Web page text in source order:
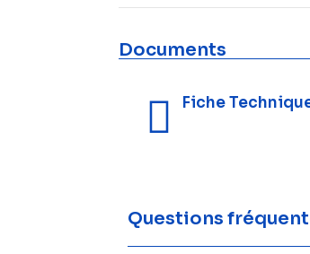
Documents
Fiche
Questions